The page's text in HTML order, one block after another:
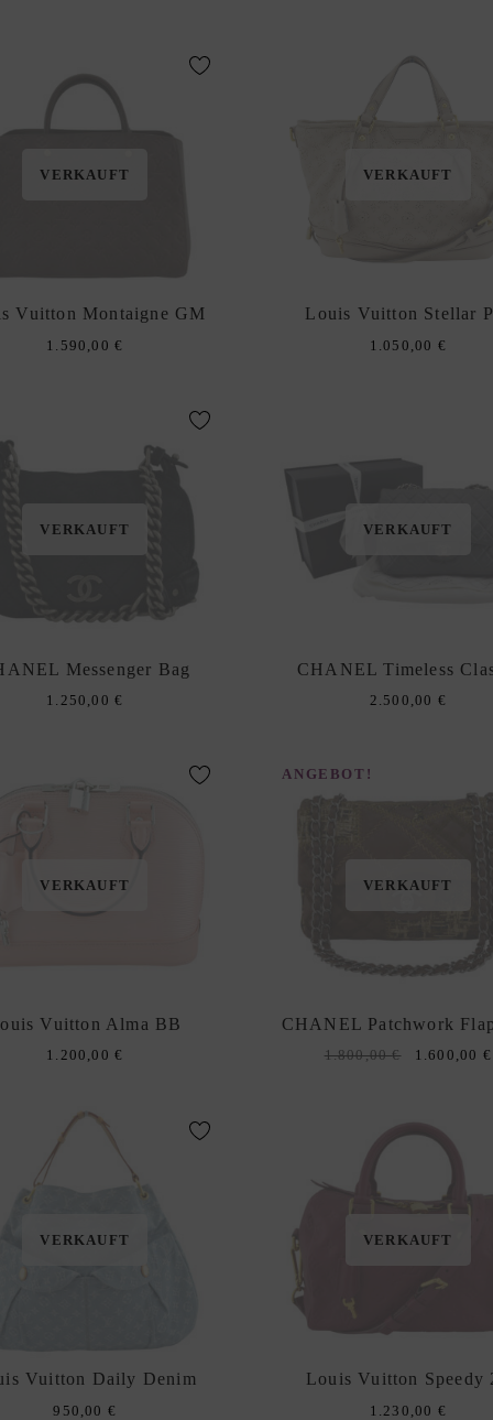
VERKAUFT
Vuitton Montaigne GM
1.590,00€
VERKAUFT
Louis Vuitton Stellar
1.050,00 €
VERKAUFT
Messenger Bag
1.250,00€
VERKAUFT
CHANEL Timeless
2.500,00 €
VERKAUFT
Vuitton Alma BB
1.200,00€
VERKAUFT
CHANEL Patchwork
ANGEBOT!
1.800,00€
Original
1.800,00 €.
1.600,00 €
VERKAUFT
Vuitton Daily Denim
950,00 €
VERKAUFT
Louis Vuitton Speedy
1.230,00 €